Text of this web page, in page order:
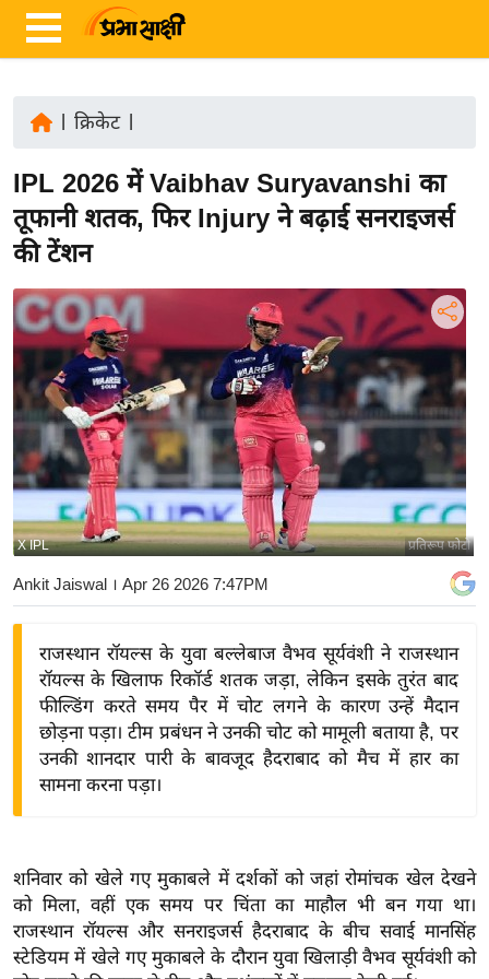
ज़ा
ख
ब
र
रा
ष्ट्री
अं
त
र्रा
ष्ट्री
य
बि
ज़
ने
द्यो
शे
ष
ज्ञ
रा
क्रिकेट|
IPL 2026 में Vaibhav Suryavanshi का
तूफानी शतक, फिर Injury ने बढ़ाई सनराइजर्स
की टेंशन
प्रतिरूप फोटो
X IPL
Ankit Jaiswal । Apr 26 2026 7:47PM
राजस्थान रॉयल्स के युवा बल्लेबाज वैभव सूर्यवंशी ने राजस्थान
रॉयल्स के खिलाफ रिकॉर्ड शतक जड़ा, लेकिन इसके तुरंत बाद
फील्डिंग करते समय पैर में चोट लगने के कारण उन्हें मैदान
छोड़ना पड़ा। टीम प्रबंधन ने उनकी चोट को मामूली बताया है, पर
उनकी शानदार पारी के बावजूद हैदराबाद को मैच में हार का
सामना करना पड़ा।
शनिवार को खेले गए मुकाबले में दर्शकों को जहां रोमांचक खेल देखने
को मिला, वहीं एक समय पर चिंता का माहौल भी बन गया था।
राजस्थान रॉयल्स और सनराइजर्स हैदराबाद के बीच सवाई मानसिंह
स्टेडियम में खेले गए मुकाबले के दौरान युवा खिलाड़ी वैभव सूर्यवंशी को